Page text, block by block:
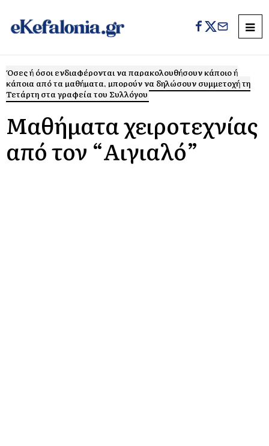
Όσες ή όσοι ενδιαφέρονται να παρακολουθήσουν κάποιο ή
κάποια από τα μαθήματα, μπορούν να δηλώσουν συμμετοχή τη
Τετάρτη στα γραφεία του Συλλόγου
Μαθήματα χειροτεχνίας
από τον “Αιγιαλό”